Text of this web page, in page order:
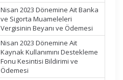
Nisan 2023 Dönemine Ait Banka
ve Sigorta Muameleleri
Vergisinin Beyanı ve Ödemesi
Nisan 2023 Dönemine Ait
Kaynak Kullanımını Destekleme
Fonu Kesintisi Bildirimi ve
Ödemesi